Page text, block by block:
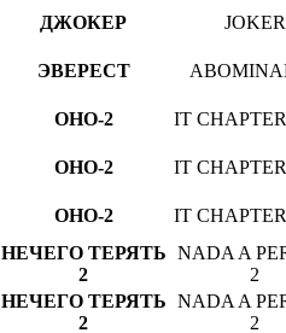
ДЖОКЕР
JOKER
ЭВЕРЕСТ
ОНО-2
IT
ОНО-2
IT
ОНО-2
IT
НЕЧЕГО ТЕРЯТЬ
2
NADA A
2
НЕЧЕГО ТЕРЯТЬ
2
NADA A
2